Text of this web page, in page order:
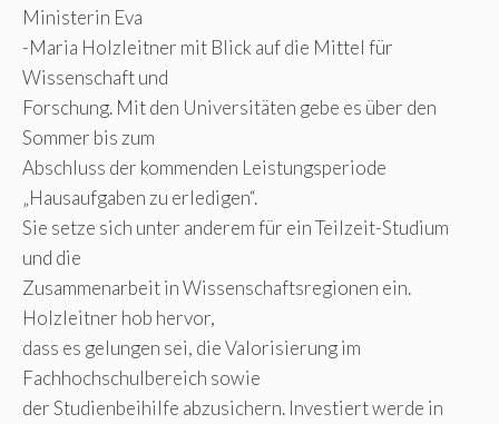
Ministerin Eva
-Maria Holzleitner mit Blick auf die Mittel für
Wissenschaft und
Forschung. Mit den Universitäten gebe es über den
Sommer bis zum
Abschluss der kommenden Leistungsperiode
„Hausaufgaben zu erledigen“.
Sie setze sich unter anderem für ein Teilzeit-Studium
und die
Zusammenarbeit in Wissenschaftsregionen ein.
Holzleitner hob hervor,
dass es gelungen sei, die Valorisierung im
Fachhochschulbereich sowie
der Studienbeihilfe abzusichern. Investiert werde in